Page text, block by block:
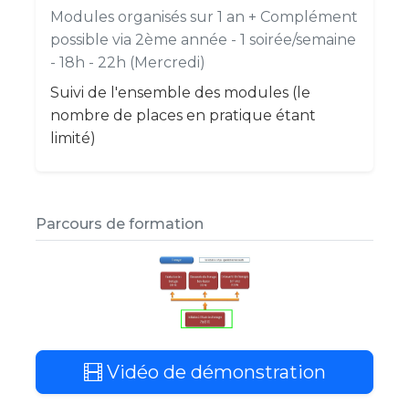
Modules organisés sur 1 an + Complément
possible via 2ème année - 1 soirée/semaine
- 18h - 22h (Mercredi)
Suivi de l'ensemble des modules (le
nombre de places en pratique étant
limité)
Parcours de formation
Vidéo de démonstration